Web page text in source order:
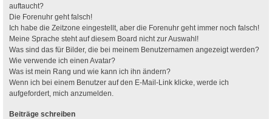
auftaucht?
Die Forenuhr geht falsch!
Ich habe die Zeitzone eingestellt, aber die Forenuhr geht immer noch falsch!
Meine Sprache steht auf diesem Board nicht zur Auswahl!
Was sind das für Bilder, die bei meinem Benutzernamen angezeigt werden?
Wie verwende ich einen Avatar?
Was ist mein Rang und wie kann ich ihn ändern?
Wenn ich bei einem Benutzer auf den E-Mail-Link klicke, werde ich
aufgefordert, mich anzumelden.
Beiträge schreiben